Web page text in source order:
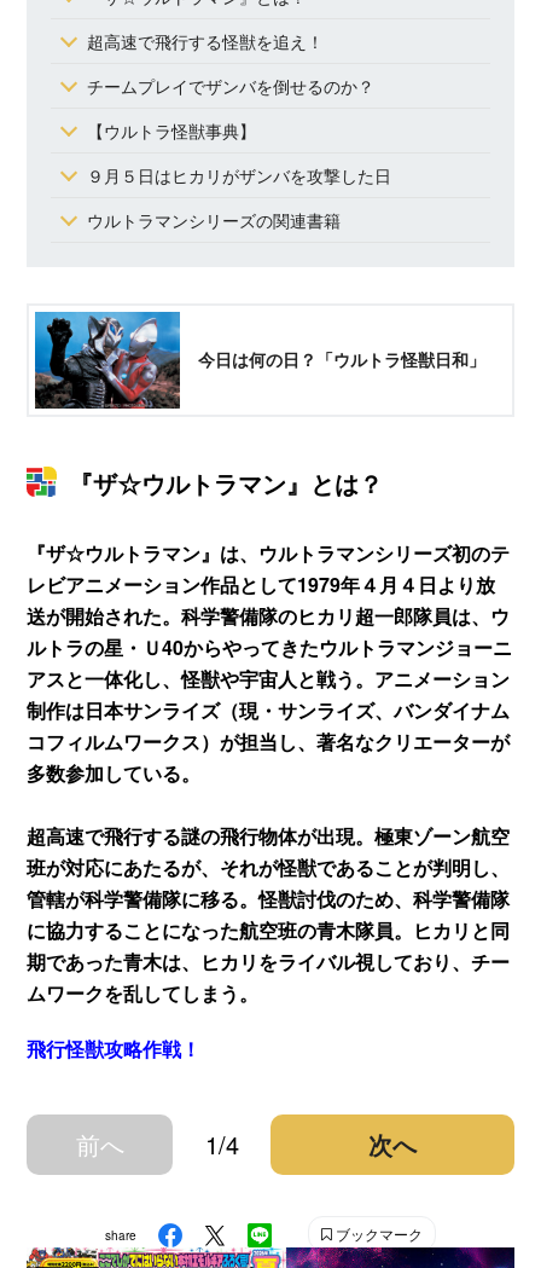
超高速で飛行する怪獣を追え！
チームプレイでザンバを倒せるのか？
【ウルトラ怪獣事典】
９月５日はヒカリがザンバを攻撃した日
ウルトラマンシリーズの関連書籍
今日は何の日？「ウルトラ怪獣日和」
『ザ☆ウルトラマン』とは？
『ザ☆ウルトラマン』は、ウルトラマンシリーズ初のテ
レビアニメーション作品として1979年４月４日より放
送が開始された。科学警備隊のヒカリ超一郎隊員は、ウ
ルトラの星・Ｕ40からやってきたウルトラマンジョーニ
アスと一体化し、怪獣や宇宙人と戦う。アニメーション
制作は日本サンライズ（現・サンライズ、バンダイナム
コフィルムワークス）が担当し、著名なクリエーターが
多数参加している。
超高速で飛行する謎の飛行物体が出現。極東ゾーン航空
班が対応にあたるが、それが怪獣であることが判明し、
管轄が科学警備隊に移る。怪獣討伐のため、科学警備隊
に協力することになった航空班の青木隊員。ヒカリと同
期であった青木は、ヒカリをライバル視しており、チー
ムワークを乱してしまう。
飛行怪獣攻略作戦！
前へ 1/4 次へ
share ブックマーク